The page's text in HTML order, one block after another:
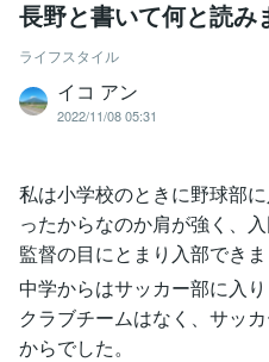
長野と書いて何と読み
ライフスタイル
イコ アン
2022/11/08 05:31
私は小学校のときに野球部
ったからなのか肩が強く、
監督の目にとまり入部できま
中学からはサッカー部に入
クラブチームはなく、サッ
からでした。